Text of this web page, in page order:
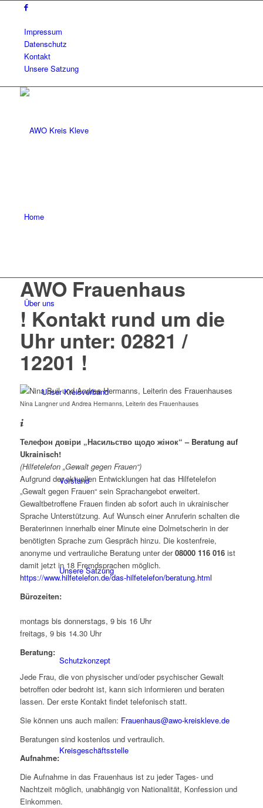
Impressum
Datenschutz
Kontakt
Unsere Satzung
Home
Über uns
Unser Kreisverband
Vorstand
Unsere Satzung
Schutzkonzept
Kreisgeschäftsstelle
AWO Frauenhaus
! Kontakt rund um die
Uhr unter: 02821 /
12201 !
Nina Langner und Andrea Hermanns, Leiterin des Frauenhauses
Телефон довіри „Насильство щодо жінок“ – Beratung auf
Ukrainisch!
(Hilfetelefon „Gewalt gegen Frauen“)
Aufgrund der aktuellen Entwicklungen hat das Hilfetelefon
„Gewalt gegen Frauen“ sein Sprachangebot erweitert.
Gewaltbetroffene Frauen finden ab sofort auch in ukrainischer
Sprache Unterstützung. Auf Wunsch einer Anruferin schalten die
Beraterinnen innerhalb einer Minute eine Dolmetscherin in der
benötigten Sprache zum Gespräch hinzu. Die kostenfreie,
anonyme und vertrauliche Beratung unter der08000 116 016ist
damit jetzt in 18 Fremdsprachen möglich.
https://www.hilfetelefon.de/das-hilfetelefon/beratung.html
Bürozeiten:
montags bis donnerstags, 9 bis 16 Uhr
freitags, 9 bis 14.30 Uhr
Beratung:
Jede Frau, die von physischer und/oder psychischer Gewalt
betroffen oder bedroht ist, kann sich informieren und beraten
lassen. Der erste Kontakt findet telefonisch statt.
Sie können uns auch mailen: Frauenhaus@awo-kreiskleve.de
Beratungen sind kostenlos und vertraulich.
Aufnahme:
Die Aufnahme in das Frauenhaus ist zu jeder Tages- und
Nachtzeit möglich, unabhängig von Nationalität, Konfession und
Einkommen.